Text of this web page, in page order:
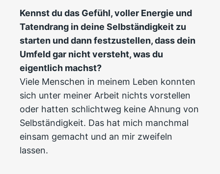
Kennst du das Gefühl, voller Energie und
Tatendrang in deine Selbständigkeit zu
starten und dann festzustellen, dass dein
Umfeld gar nicht versteht, was du
eigentlich machst?
Viele Menschen in meinem Leben konnten
sich unter meiner Arbeit nichts vorstellen
oder hatten schlichtweg keine Ahnung von
Selbständigkeit. Das hat mich manchmal
einsam gemacht und an mir zweifeln
lassen.